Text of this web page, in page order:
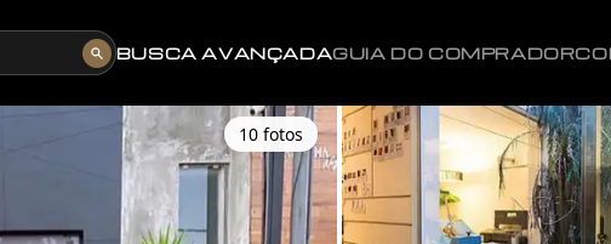
BUSCA AVANÇADAGUIA DO COMPRADOR
10 fotos